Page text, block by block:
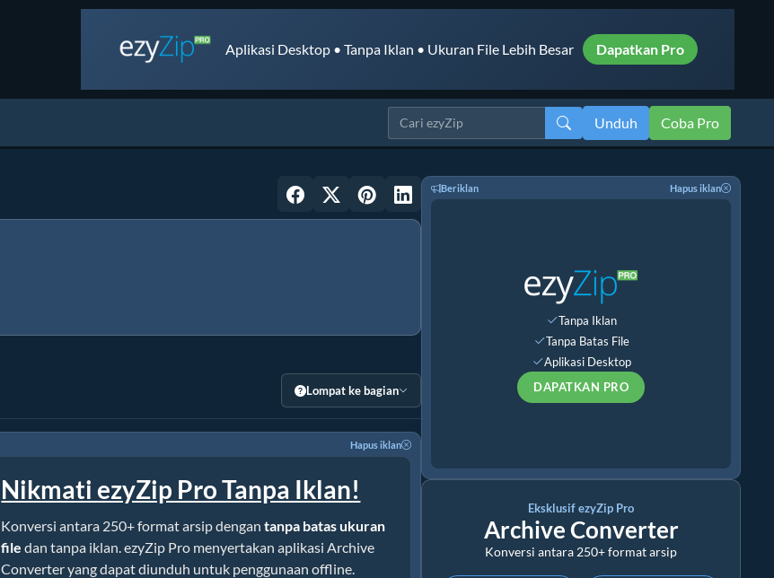
Aplikasi Desktop • Tanpa Iklan • Ukuran File Lebih Besar Dapatkan Pro
Unduh Coba Pro
Lompat ke bagian
Hapus iklan
Nikmati ezyZip Pro Tanpa Iklan!
Konversi antara 250+ format arsip dengantanpa batas ukuran
file dan tanpa iklan. ezyZip Pro menyertakan aplikasi Archive
Converter yang dapat diunduh untuk penggunaan offline.
Beriklan Hapus iklan
Tanpa Iklan
Tanpa Batas File
Aplikasi Desktop
DAPATKAN PRO
Eksklusif ezyZip Pro
Archive Converter
Konversi antara 250+ format arsip